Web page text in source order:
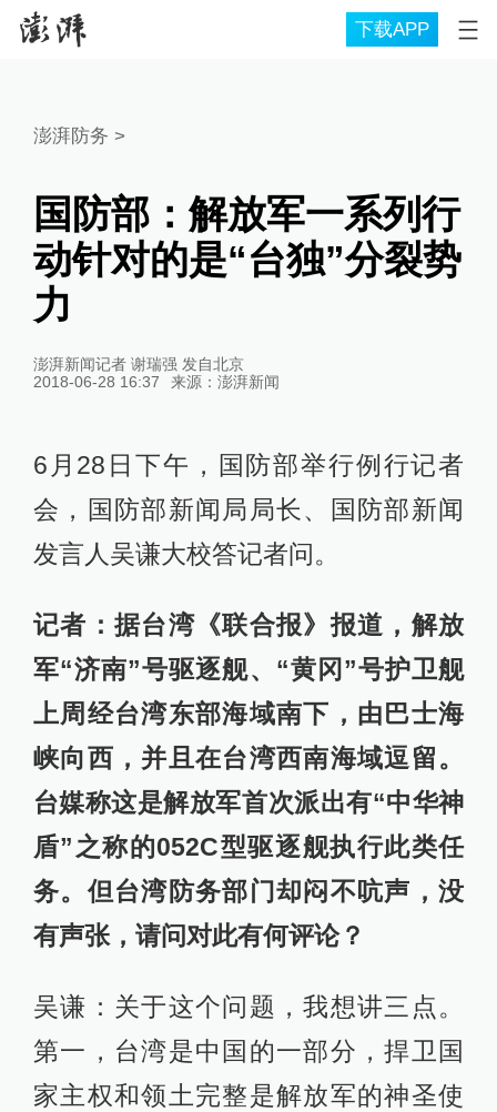
下载APP
澎湃防务 >
国防部：解放军一系列行
动针对的是“台独”分裂势
力
澎湃新闻记者 谢瑞强 发自北京
2018-06-28 16:37
来源： 澎湃新闻
6月28日下午，国防部举行例行记者
会，国防部新闻局局长、国防部新闻
发言人吴谦大校答记者问。
记者：据台湾《联合报》报道，解放
军“济南”号驱逐舰、“黄冈”号护卫舰
上周经台湾东部海域南下，由巴士海
峡向西，并且在台湾西南海域逗留。
台媒称这是解放军首次派出有“中华神
盾”之称的052C型驱逐舰执行此类任
务。但台湾防务部门却闷不吭声，没
有声张，请问对此有何评论？
吴谦：关于这个问题，我想讲三点。
第一，台湾是中国的一部分，捍卫国
家主权和领土完整是解放军的神圣使